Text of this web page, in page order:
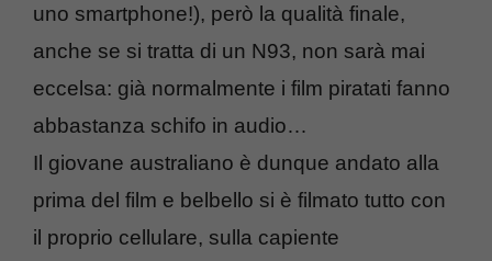
uno smartphone!), però la qualità finale,
anche se si tratta di un N93, non sarà mai
eccelsa: già normalmente i film piratati fanno
abbastanza schifo in audio…
Il giovane australiano è dunque andato alla
prima del film e belbello si è filmato tutto con
il proprio cellulare, sulla capiente